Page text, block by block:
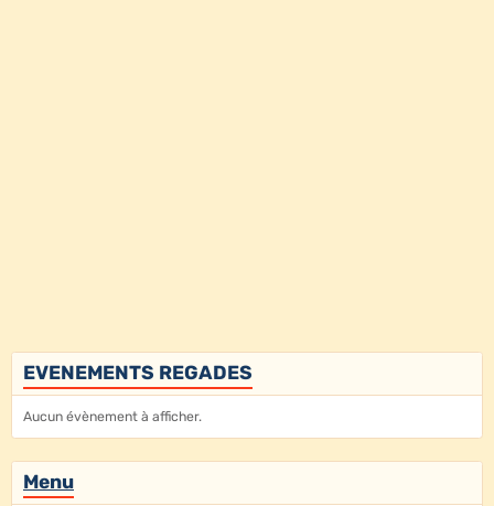
EVENEMENTS REGADES
Aucun évènement à afficher.
Menu